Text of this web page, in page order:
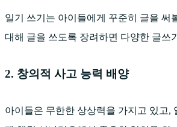
일기 쓰기는 아이들에게 꾸준히 글을 써
대해 글을 쓰도록 장려하면 다양한 글쓰
2. 창의적 사고 능력 배양
아이들은 무한한 상상력을 가지고 있고,